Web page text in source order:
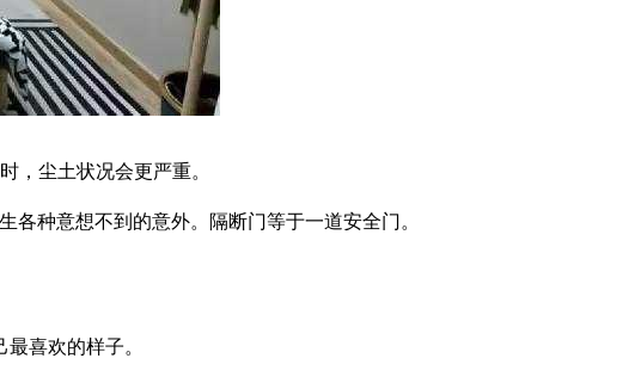
，尘土状况会更严重。
种意想不到的意外。隔断门等于一道安全门。
喜欢的样子。